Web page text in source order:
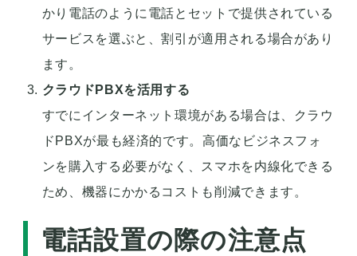
かり電話のように電話とセットで提供されている
サービスを選ぶと、割引が適用される場合があり
ます。
クラウドPBXを活用する
すでにインターネット環境がある場合は、クラウ
ドPBXが最も経済的です。高価なビジネスフォ
ンを購入する必要がなく、スマホを内線化できる
ため、機器にかかるコストも削減できます。
電話設置の際の注意点